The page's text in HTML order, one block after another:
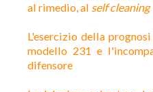
al rimedio, al self cleaning
L'esercizio della
modello 231 e
difensore